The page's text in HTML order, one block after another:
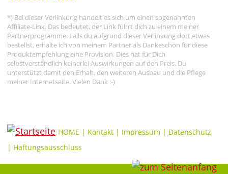
*) Bei dieser Verlinkung handelt es sich um einen sogenannten
Affiliate-Link. Das bedeutet, der Link führt dich zu einem meiner
Partnerprogramme. Falls du aufgrund dieser Verlinkung dort etwas
bestellst, erhalte ich von meinem Partner als Dankeschön für diese
Produktempfehlung eine Provision. Dies hat für Dich
selbstverständlich keinerlei Auswirkungen auf den Preis. Du
unterstützt damit den Erhalt, den weiteren Ausbau und die Pflege
meiner Internetseite. Vielen Dank :-)
HOME | Kontakt | Impressum | Datenschutz
| Haftungsausschluss